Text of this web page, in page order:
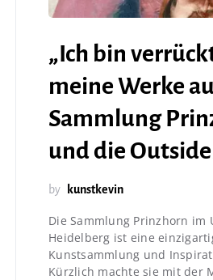
„Ich bin
meine Werke
Sammlung
und die
by kunstkevin
Die Sammlung Prinzhorn im
Heidelberg ist eine
Kunstsammlung und
Kürzlich machte sie mit der